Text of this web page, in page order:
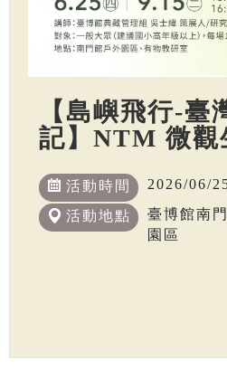
【島嶼飛行-臺
記】NTM 微觀
活動時間 2026/06/
活動地點
臺博館南
園區